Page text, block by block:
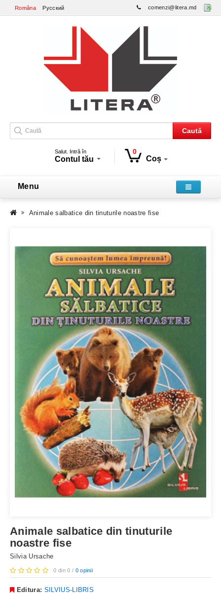
Româna Русский comenzi@litera.md
Caută
Salut. Intră în
Contul tău
0
Coș
Menu
Animale salbatice din tinuturile noastre fise
Animale salbatice din tinuturile
noastre fise
Silvia Ursache
0 din 0 / 0 opinii
Editura: SILVIUS-LIBRIS